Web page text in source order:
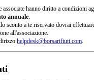
hanno diritto a condizioni
annuale.
sconto a te riservato dovrai
all'associazione.
helpdesk@borsarifiuti.com.